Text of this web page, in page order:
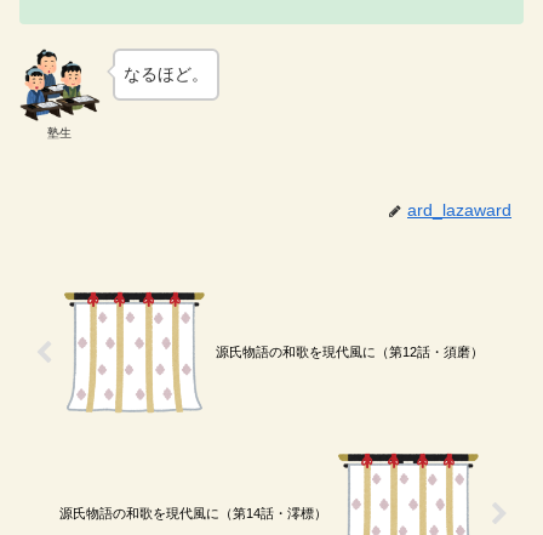
塾生
なるほど。
ard_lazaward
源氏物語の和歌を現代風に（第12話・須磨）
源氏物語の和歌を現代風に（第14話・澪標）